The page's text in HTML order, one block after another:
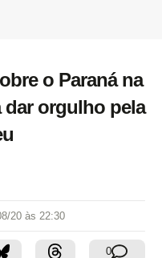
o Paraná na
dar orgulho pela
20 às 22:30
0